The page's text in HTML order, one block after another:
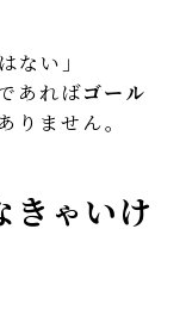
ない」
あればゴール
りません。
きゃいけ